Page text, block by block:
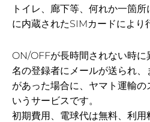
トイレ、廊下等、何れか一箇
に内蔵されたSIMカードにより
ON/OFFが長時間されない時
名の登録者にメールが送られ
があった場合に、ヤマト運輸の
いうサービスです。
初期費用、電球代は無料、利用